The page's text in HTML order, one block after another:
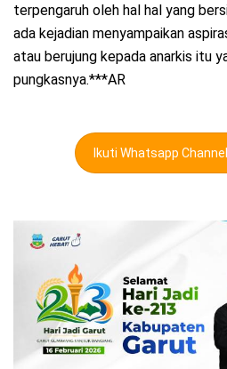
terpengaruh oleh hal hal yang
ada kejadian menyampaikan
atau berujung kepada anarkis itu
pungkasnya.***AR
Ikuti Whatsapp